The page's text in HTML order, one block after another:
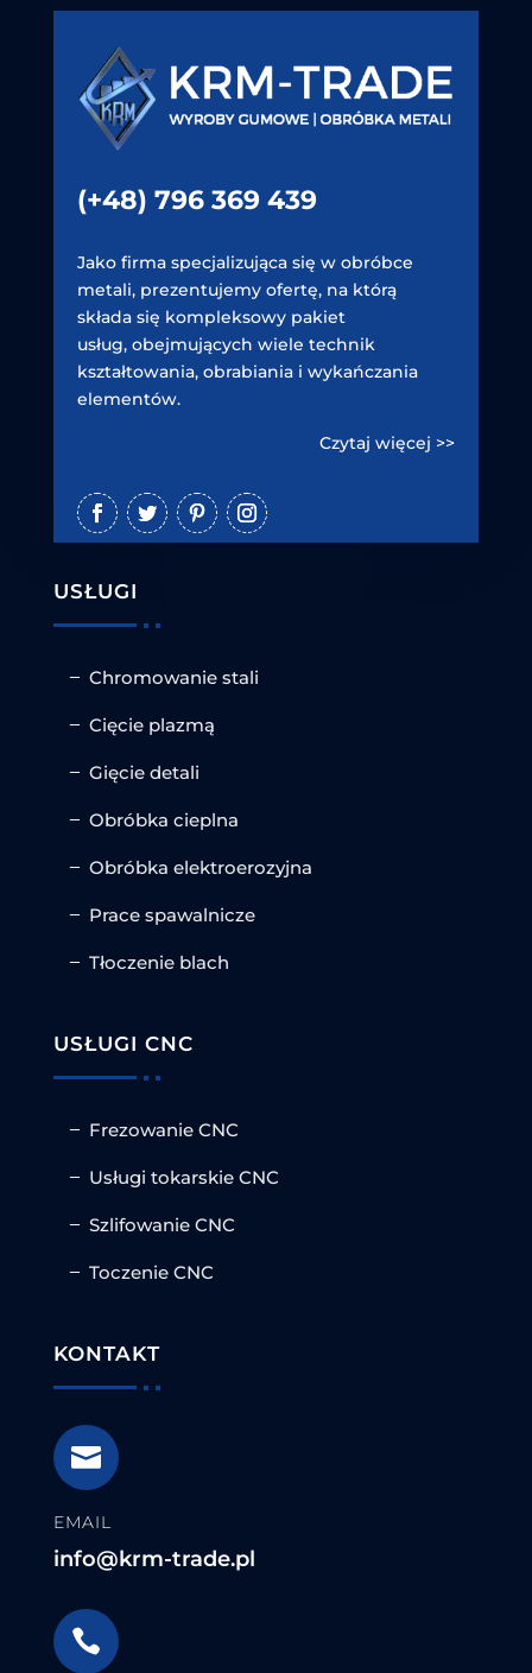
(+48) 796 369 439
Jako firma specjalizująca się w obróbce
metali, prezentujemy ofertę, na którą
składa się kompleksowy pakiet
usług, obejmujących wiele technik
kształtowania, obrabiania i wykańczania
elementów.
Czytaj więcej >>
USŁUGI
Chromowanie stali
Cięcie plazmą
Gięcie detali
Obróbka cieplna
Obróbka elektroerozyjna
Prace spawalnicze
Tłoczenie blach
USŁUGI CNC
Frezowanie CNC
Usługi tokarskie CNC
Szlifowanie CNC
Toczenie CNC
KONTAKT

EMAIL
info@krm-trade.pl
